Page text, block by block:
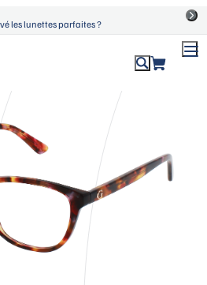
les lunettes parfaites ?